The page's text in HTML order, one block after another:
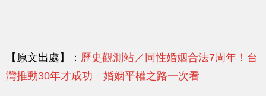
【原文出處】： 歷史觀測站／同性婚姻合法7周年！台
灣推動30年才成功 婚姻平權之路一次看